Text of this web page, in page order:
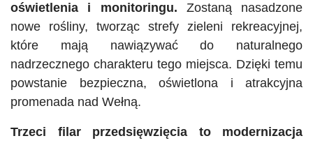
oświetlenia i monitoringu. Zostaną nasadzone
nowe rośliny, tworząc strefy zieleni rekreacyjnej,
które mają nawiązywać do naturalnego
nadrzecznego charakteru tego miejsca. Dzięki temu
powstanie bezpieczna, oświetlona i atrakcyjna
promenada nad Wełną.
Trzeci filar przedsięwzięcia to modernizacja